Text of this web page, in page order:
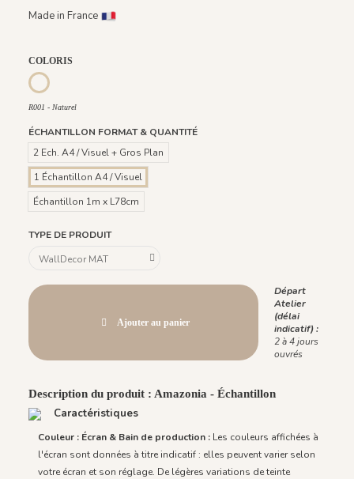
Made in France
COLORIS
R001 - Naturel
R001 - Naturel
ÉCHANTILLON FORMAT & QUANTITÉ
2 Ech. A4 / Visuel + Gros Plan
1 Échantillon A4 / Visuel
Échantillon 1m x L78cm
TYPE DE PRODUIT
Ajouter au panier
Départ
Atelier
(délai
indicatif) :
2 à 4 jours
ouvrés
Description du produit : Amazonia - Échantillon
Caractéristiques
Couleur : Écran & Bain de production : Les couleurs affichées à
l'écran sont données à titre indicatif : elles peuvent varier selon
votre écran et son réglage. De légères variations de teinte